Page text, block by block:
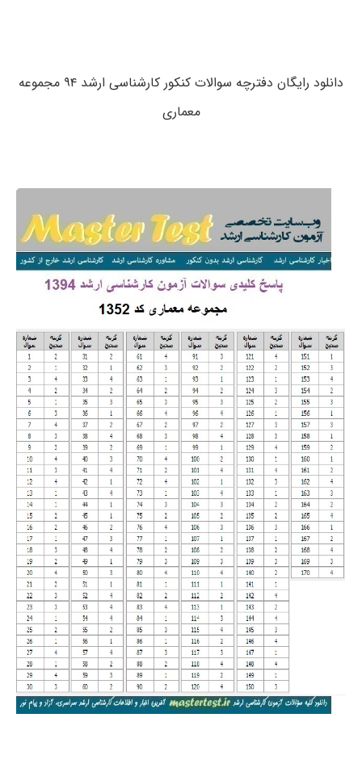
دانلود رایگان دفترچه سوالات کنکور کارشناسی ارشد ۹۴ مجموعه
معماری